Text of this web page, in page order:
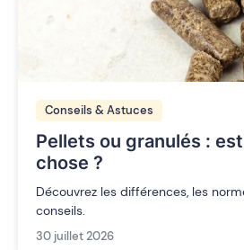
Conseils & Astuces
Pellets ou granulés :
chose ?
Découvrez les différences, les
conseils.
30 juillet 2026